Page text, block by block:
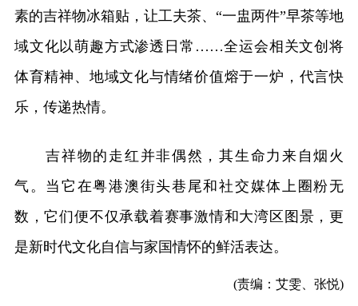
素的吉祥物冰箱贴，让工夫茶、“一盅两件”早茶等地
域文化以萌趣方式渗透日常……全运会相关文创将
体育精神、地域文化与情绪价值熔于一炉，代言快
乐，传递热情。
吉祥物的走红并非偶然，其生命力来自烟火
气。当它在粤港澳街头巷尾和社交媒体上圈粉无
数，它们便不仅承载着赛事激情和大湾区图景，更
是新时代文化自信与家国情怀的鲜活表达。
(责编：艾雯、张悦)